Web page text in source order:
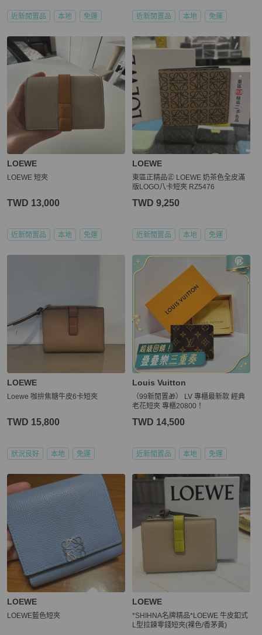
近新閒置品 本地 免運 近新閒置品 本地 免運
LOEWE
LOEWE 短夾
TWD 13,000
近新閒置品 本地 免運
LOEWE
東區正精品㊣ LOEWE 奶茶色全皮滿
版LOGO八卡短夾 RZ5476
TWD 9,250
近新閒置品 本地 免運
LOEWE
Loewe 咖拚焦糖牛皮6卡短夾
TWD 15,800
狀況良好 本地 免運
Louis Vuitton
（99新閒置🎁） LV 專櫃最新款 經典
老花短夾 專櫃20800！
TWD 14,500
近新閒置品 本地 免運
LOEWE
LOEWE藍色短夾
LOEWE
*SHIHNA名牌精品*LOEWE 牛皮釦式
L型拉鍊零錢短夾(裸色/香茅黃)